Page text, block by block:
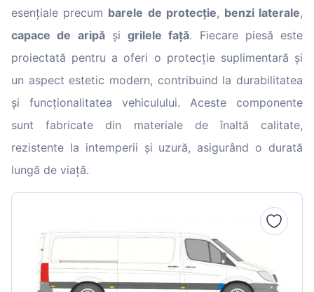
esențiale precum barele de protecție, benzi laterale,
capace de aripăși grilele față. Fiecare piesă este
proiectată pentru a oferi o protecție suplimentară și
un aspect estetic modern, contribuind la durabilitatea
și funcționalitatea vehiculului. Aceste componente
sunt fabricate din materiale de înaltă calitate,
rezistente la intemperii și uzură, asigurând o durată
lungă de viață.